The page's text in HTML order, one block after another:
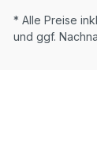
* Alle Preise
und ggf.